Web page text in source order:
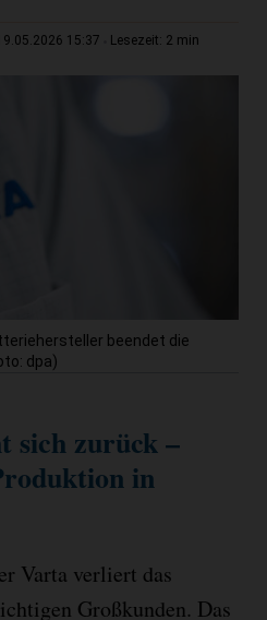
15:37 Lesezeit: 2 min
beendet die
dpa)
sich zurück –
in
Varta verliert das
Großkunden. Das